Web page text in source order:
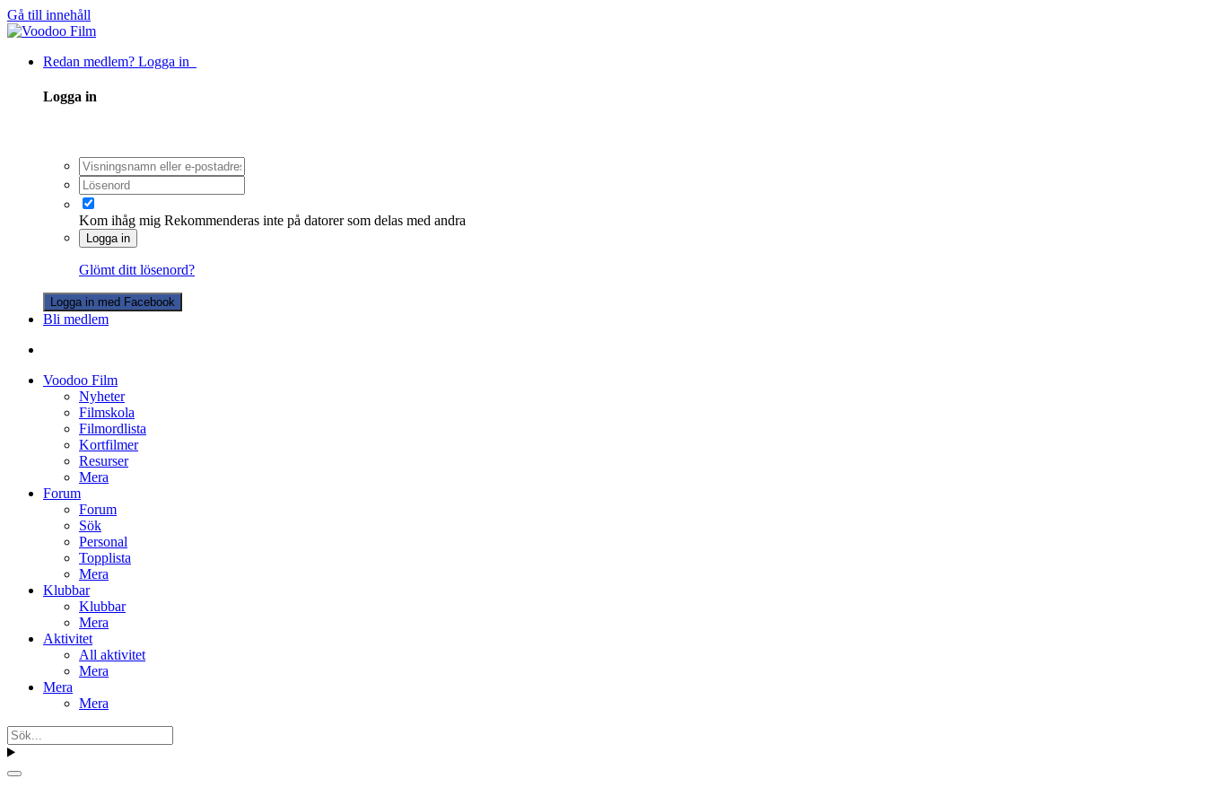
Gå till innehåll
Redan medlem? Logga in
Logga in
Kom ihåg mig Rekommenderas inte på datorer som delas med andra
Logga in
Glömt ditt lösenord?
Logga in med Facebook
Bli medlem
Voodoo Film
Nyheter
Filmskola
Filmordlista
Kortfilmer
Resurser
Mera
Forum
Forum
Sök
Personal
Topplista
Mera
Klubbar
Klubbar
Mera
Aktivitet
All aktivitet
Mera
Mera
Mera